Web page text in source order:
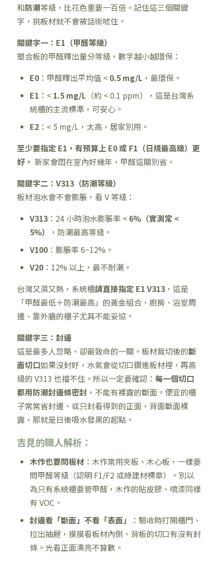
和防潮等級，比花色重要一百倍。記住這三個關鍵
字，挑板材就不會被話術唬住。
關鍵字一：E1（甲醛等級）
塑合板的甲醛釋出量分等級，數字越小越環保：
E0：甲醛釋出平均值 < 0.5 mg/L ，最環保。
E1 ：< 1.5 mg/L （約 < 0.1 ppm），這是台灣系
統櫃的主流標準，可安心。
E2：< 5 mg/L，太高，居家別用。
至少要指定 E1，有預算上 E0 或 F1（日規最高級）更
好。 新家會悶在室內好幾年，甲醛這關別省。
關鍵字二：V313（防潮等級）
板材泡水會不會膨脹，看 V 等級：
V313：24 小時泡水膨脹率 < 6%（實測常 <
5%）
，防潮最高等級。
V100：膨脹率 6~12%。
V20：12% 以上，最不耐潮。
台灣又濕又熱，系統櫃請直接指定 E1 V313 ，這是
「甲醛最低＋防潮最高」的黃金組合，廚房、浴室周
邊、靠外牆的櫃子尤其不能妥協。
關鍵字三：封邊
這是最多人忽略、卻最致命的一關。板材裁切後的斷
面切口如果沒封好，水氣會從切口鑽進板材裡，再高
級的 V313 也擋不住。所以一定要確認： 每一個切口
都用防潮封邊條密封 ，不能有裸露的斷面。便宜的櫃
子常常省封邊、或只封看得到的正面，背面斷面裸
露，那就是日後吸水發黑的起點。
吉見的職人解析：
木作也要問板材：木作常用夾板、木心板，一樣要
問甲醛等級（認明 F1/F2 或綠建材標章）。別以
為只有系統櫃要管甲醛，木作的貼皮膠、噴漆同樣
有 VOC。
封邊看「斷面」不看「表面」
：驗收時打開櫃門、
拉出抽屜，摸摸看板材內側、背板的切口有沒有封
條。光看正面漂亮不算數。